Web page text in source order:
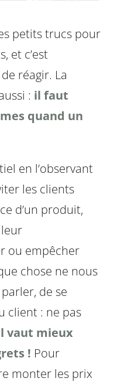
petits trucs pour
et c’est
réagir. La
: il faut
quand un
en l’observant
les clients
d’un produit,
ou empêcher
chose ne nous
de se
client : ne pas
vaut mieux
! Pour
monter les prix